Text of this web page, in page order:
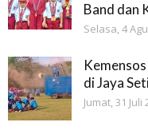
Band dan
Selasa, 4
di Jaya
Jumat, 31 Juli